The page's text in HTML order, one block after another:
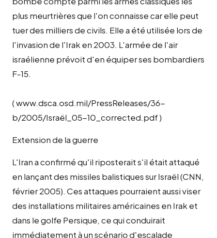
plus meurtrières que l'on connaisse car elle peut
tuer des milliers de civils. Elle a été utilisée lors de
l'invasion de l'Irak en 2003. L'armée de l'air
israélienne prévoit d'en équiper ses bombardiers
F-15.
( www.dsca.osd.mil/PressReleases/36-
b/2005/Israël_05-10_corrected.pdf )
Extension de la guerre
L'Iran a confirmé qu'il riposterait s'il était attaqué
en lançant des missiles balistiques sur Israël (CNN,
février 2005). Ces attaques pourraient aussi viser
des installations militaires américaines en Irak et
dans le golfe Persique, ce qui conduirait
immédiatement à un scénario d'escalade